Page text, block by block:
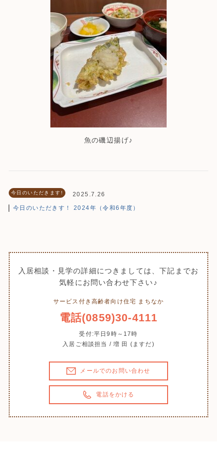
魚の磯辺揚げ♪
今日のいただきます!
2025.7.26
今日のいただきす！ 2024年（令和6年度）
入居相談・見学の詳細につきましては、下記までお
気軽にお問い合わせ下さい♪
サービス付き高齢者向け住宅 まちなか
電話(0859)30-4111
受付:平日9時～17時
入居ご相談担当 / 増 田 (ますだ)
メールでのお問い合わせ
電話をかける